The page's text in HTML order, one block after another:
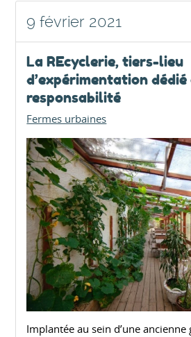
9 février 2021
La REcyclerie, tiers-lieu
d’expérimentation dédié
responsabilité
Fermes urbaines
Implantée au sein d’une ancienne